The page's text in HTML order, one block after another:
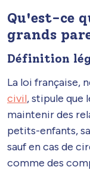
Qu'est-ce
grands
Définition
La loi française,
civil, stipule que
maintenir des
petits-enfants,
sauf en cas de
comme des